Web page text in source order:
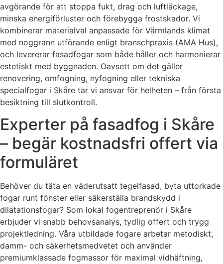
avgörande för att stoppa fukt, drag och luftläckage,
minska energiförluster och förebygga frostskador. Vi
kombinerar materialval anpassade för Värmlands klimat
med noggrann utförande enligt branschpraxis (AMA Hus),
och levererar fasadfogar som både håller och harmonierar
estetiskt med byggnaden. Oavsett om det gäller
renovering, omfogning, nyfogning eller tekniska
specialfogar i Skåre tar vi ansvar för helheten – från första
besiktning till slutkontroll.
Experter på fasadfog i Skåre
– begär kostnadsfri offert via
formuläret
Behöver du täta en väderutsatt tegelfasad, byta uttorkade
fogar runt fönster eller säkerställa brandskydd i
dilatationsfogar? Som lokal fogentreprenör i Skåre
erbjuder vi snabb behovsanalys, tydlig offert och trygg
projektledning. Våra utbildade fogare arbetar metodiskt,
damm- och säkerhetsmedvetet och använder
premiumklassade fogmassor för maximal vidhäftning,